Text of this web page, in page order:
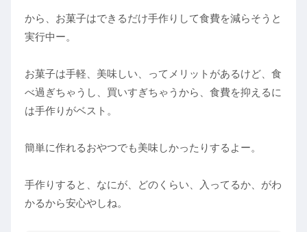
から、お菓子はできるだけ手作りして食費を減らそうと
実行中ー。
お菓子は手軽、美味しい、ってメリットがあるけど、食
べ過ぎちゃうし、買いすぎちゃうから、食費を抑えるに
は手作りがベスト。
簡単に作れるおやつでも美味しかったりするよー。
手作りすると、なにが、どのくらい、入ってるか、がわ
かるから安心やしね。